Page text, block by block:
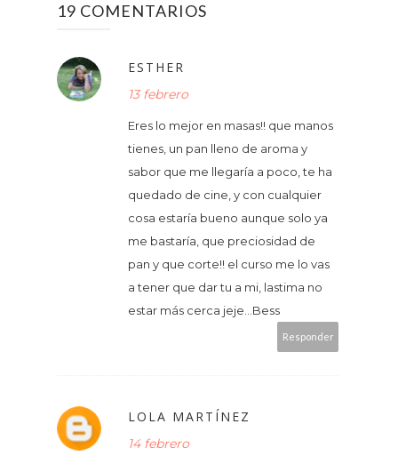
19 COMENTARIOS
ESTHER
13 febrero
Eres lo mejor en masas!! que manos
tienes, un pan lleno de aroma y
sabor que me llegaría a poco, te ha
quedado de cine, y con cualquier
cosa estaría bueno aunque solo ya
me bastaría, que preciosidad de
pan y que corte!! el curso me lo vas
a tener que dar tu a mi, lastima no
estar más cerca jeje...Bess
Responder
LOLA MARTÍNEZ
14 febrero